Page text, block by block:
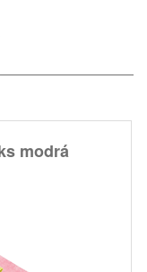
modrá